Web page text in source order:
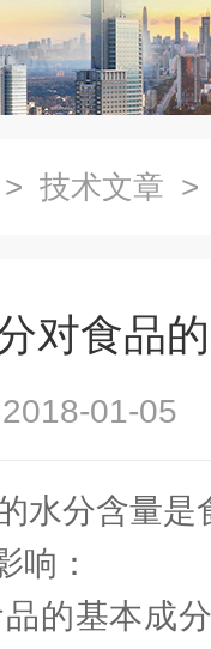
> 技术文章 >
对食品
2018-01-
水分含量是
响：
的基本成